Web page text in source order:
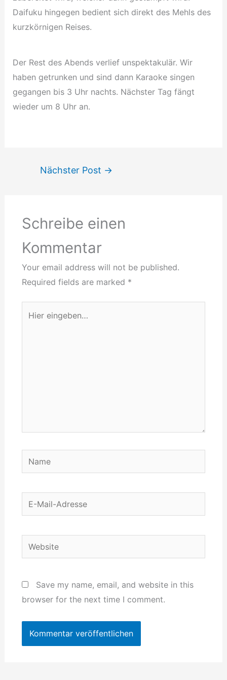
Daifuku hingegen bedient sich direkt des Mehls des
kurzkörnigen Reises.
Der Rest des Abends verlief unspektakulär. Wir
haben getrunken und sind dann Karaoke singen
gegangen bis 3 Uhr nachts. Nächster Tag fängt
wieder um 8 Uhr an.
Nächster Post →
Schreibe einen
Kommentar
Your email address will not be published.
Required fields are marked *
eingeben…
Name
E-
Mail-
Website
Save my name, email, and website in this
browser for the next time I comment.